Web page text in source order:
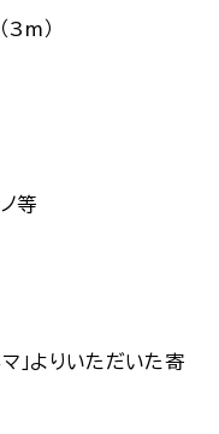
3m）
等
」よりいただいた寄